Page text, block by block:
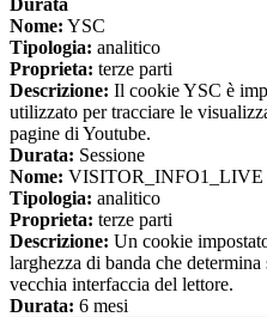
Nome: YSC
Tipologia: analitico
Proprieta: terze parti
Descrizione: Il cookie YSC è
utilizzato per tracciare le
pagine di Youtube.
Durata: Sessione
Nome: VISITOR_INFO1_LIVE
Tipologia: analitico
Proprieta: terze parti
Descrizione: Un cookie
larghezza di banda che
vecchia interfaccia del lettore.
Durata: 6 mesi